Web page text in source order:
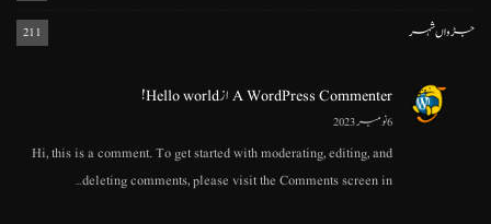
جڑواں شہر 211
A WordPress CommenterازHello world!
6 نومبر 2023
Hi, this is a comment. To get started with moderating, editing, and
deleting comments, please visit the Comments screen in…